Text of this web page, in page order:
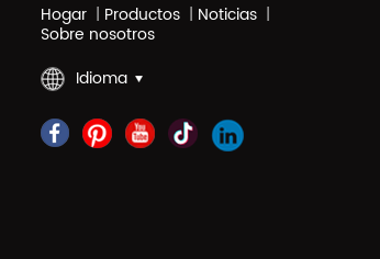
Hogar | Productos | Noticias |
Sobre nosotros
Idioma